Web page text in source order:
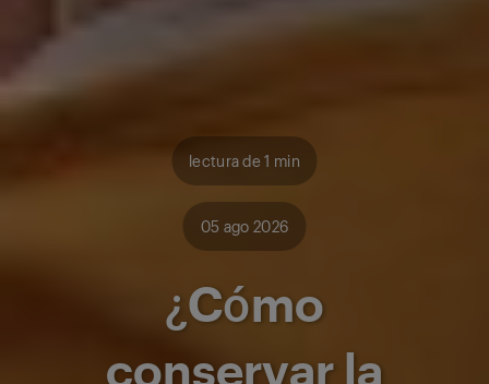
lectura de 1 min
05 ago 2026
¿Cómo
conservar la